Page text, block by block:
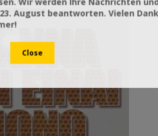
August beantworten. Vielen Dank